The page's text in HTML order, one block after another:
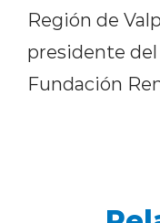
Región de
presidente
Fundación